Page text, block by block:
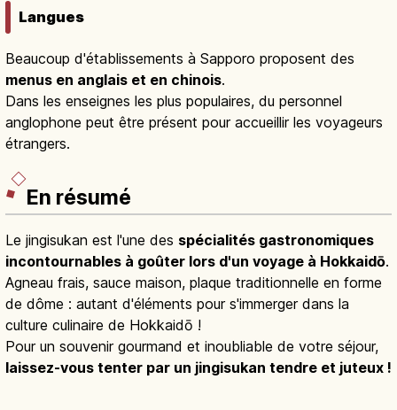
Langues
Beaucoup d'établissements à Sapporo proposent des
menus en anglais et en chinois.
Dans les enseignes les plus populaires, du personnel
anglophone peut être présent pour accueillir les voyageurs
étrangers.
En résumé
Le jingisukan est l'une des spécialités gastronomiques
incontournables à goûter lors d'un voyage à Hokkaidō.
Agneau frais, sauce maison, plaque traditionnelle en forme
de dôme : autant d'éléments pour s'immerger dans la
culture culinaire de Hokkaidō !
Pour un souvenir gourmand et inoubliable de votre séjour,
laissez-vous tenter par un jingisukan tendre et juteux !